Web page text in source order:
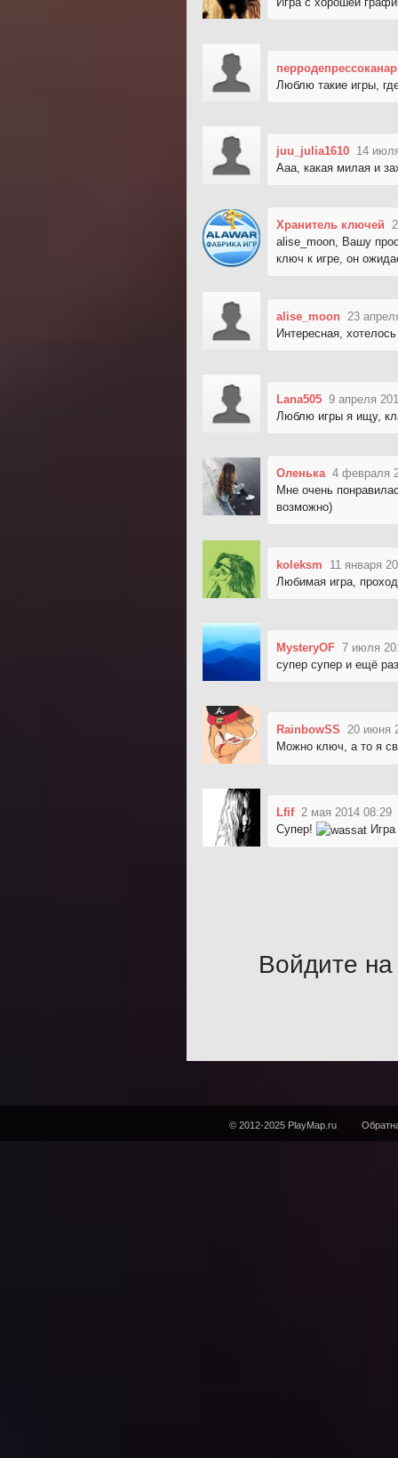
Люблю такие игры,
juu_julia1610 14
Ааа, какая милая и
Хранитель ключей
alise_moon, Вашу
ключ к игре, он
alise_moon 23
Интересная,
Lana505 9 апреля
Люблю игры я ищу,
Оленька 4 февраля
Мне очень
возможно)
koleksm
11 января
Любимая игра,
MysteryOF 7 июля
супер супер и ещё
RainbowSS 20 июня
Можно ключ, а то я
Lfif 2 мая 2014 08:29
Супер!
Войдите на
© 2012-2025 PlayMap.ru